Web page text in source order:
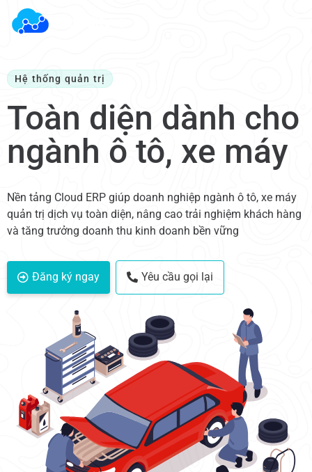
Hệ thống quản trị
Toàn diện dành cho
ngành ô tô, xe máy
Nền tảng Cloud ERP giúp doanh nghiệp ngành ô tô, xe máy
quản trị dịch vụ toàn diện, nâng cao trải nghiệm khách hàng
và tăng trưởng doanh thu kinh doanh bền vững
Đăng ký ngay Yêu cầu gọi lại